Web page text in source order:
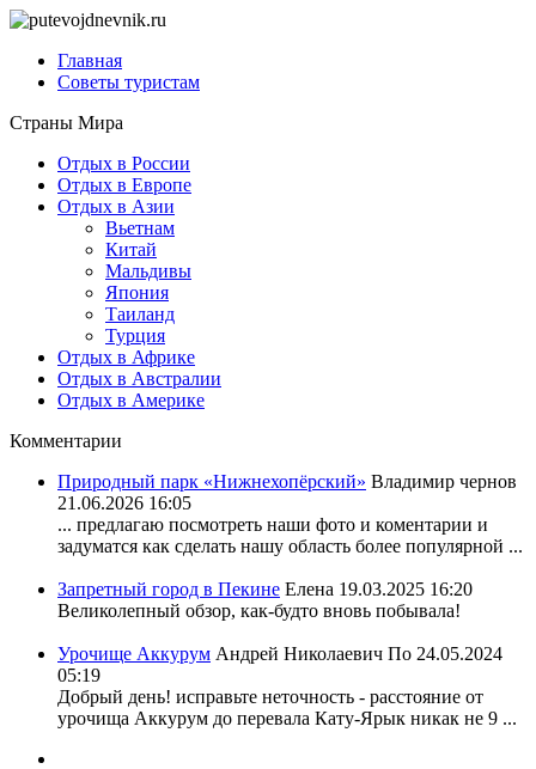
Главная
Советы туристам
Страны Мира
Отдых в России
Отдых в Европе
Отдых в Азии
Вьетнам
Китай
Мальдивы
Япония
Таиланд
Турция
Отдых в Африке
Отдых в Австралии
Отдых в Америке
Комментарии
Природный парк «Нижнехопёрский» Владимир чернов
21.06.2026 16:05
... предлагаю посмотреть наши фото и коментарии и
задуматся как сделать нашу область более популярной ...
Запретный город в Пекине Елена 19.03.2025 16:20
Великолепный обзор, как-будто вновь побывала!
Урочище Аккурум Андрей Николаевич По 24.05.2024
05:19
Добрый день! исправьте неточность - расстояние от
урочища Аккурум до перевала Кату-Ярык никак не 9 ...